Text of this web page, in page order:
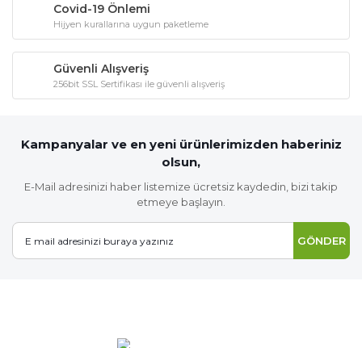
Covid-19 Önlemi
Hijyen kurallarına uygun paketleme
Güvenli Alışveriş
256bit SSL Sertifikası ile güvenli alışveriş
Kampanyalar ve en yeni ürünlerimizden haberiniz
olsun,
E-Mail adresinizi haber listemize ücretsiz kaydedin, bizi takip
etmeye başlayın.
GÖNDER